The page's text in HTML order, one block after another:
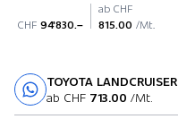
CHF 94'830.–
ab CHF
815.00 /Mt.
TOYOTA LANDCRUISER
ab CHF 713.00 /Mt.